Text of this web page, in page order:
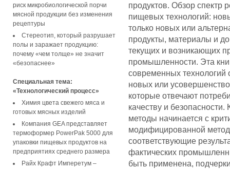
риск микробиологической порчи
мясной продукции без изменения
рецептуры
Стереотип, который разрушает
полы и заражает продукцию:
почему «чем толще» не значит
«безопаснее»
Специальная тема:
«Технологический процесс»
Химия цвета свежего мяса и
готовых мясных изделий
Компания GEA представляет
термоформер PowerPak 5000 для
упаковки пищевых продуктов на
предприятиях среднего размера
Райх Крафт Имперетум –
продуктов. Обзор спектр
пищевых технологий:
только новых или
продукты, материалы и
текущих и возникающих
промышленности. Эта
современных технологий
новых или
которые отвечают
качеству и
методы начинается с
модифицированной
соответствующие
фактических
быть применена,